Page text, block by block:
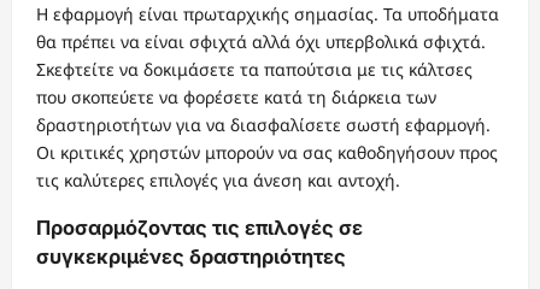
Η εφαρμογή είναι πρωταρχικής σημασίας. Τα υποδήματα
θα πρέπει να είναι σφιχτά αλλά όχι υπερβολικά σφιχτά.
Σκεφτείτε να δοκιμάσετε τα παπούτσια με τις κάλτσες
που σκοπεύετε να φορέσετε κατά τη διάρκεια των
δραστηριοτήτων για να διασφαλίσετε σωστή εφαρμογή.
Οι κριτικές χρηστών μπορούν να σας καθοδηγήσουν προς
τις καλύτερες επιλογές για άνεση και αντοχή.
Προσαρμόζοντας τις επιλογές σε
συγκεκριμένες δραστηριότητες